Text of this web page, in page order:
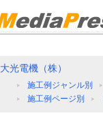
大光電機（株）
施工例ジャンル別
施工例ページ別